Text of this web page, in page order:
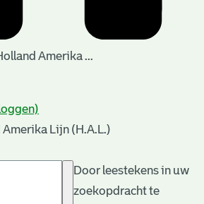
Amerika ...
Lijn (H.A.L.)
Door leestekens in uw
zoekopdracht te